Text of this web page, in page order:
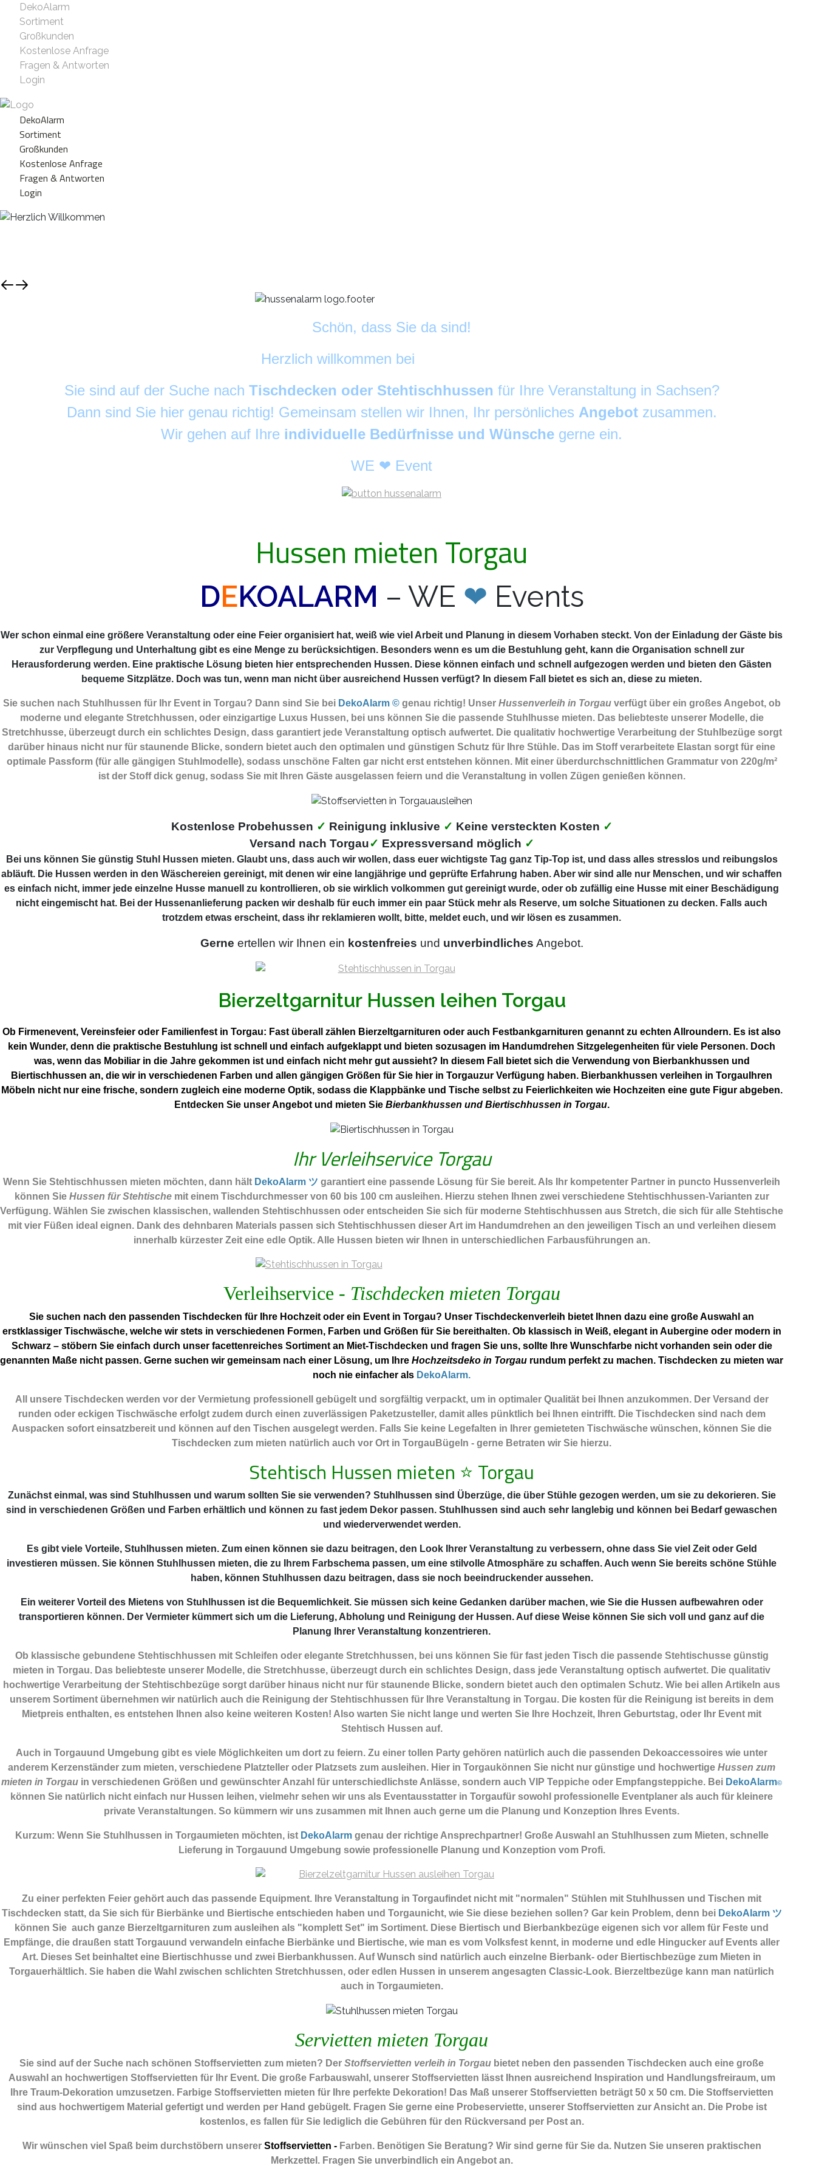
DekoAlarm
Sortiment
Großkunden
Kostenlose Anfrage
Fragen & Antworten
Login
DekoAlarm
Sortiment
Großkunden
Kostenlose Anfrage
Fragen & Antworten
Login
Schön, dass Sie da sind!
Herzlich willkommen bei
Sie sind auf der Suche nach Tischdecken oder Stehtischhussen für Ihre Veranstaltung in Sachsen?
Dann sind Sie hier genau richtig! Gemeinsam stellen wir Ihnen, Ihr persönliches Angebot zusammen.
Wir gehen auf Ihre individuelle Bedürfnisse und Wünsche gerne ein.
WE ❤ Event
Hussen mieten Torgau
DEKOALARM – WE ❤ Events
Wer schon einmal eine größere Veranstaltung oder eine Feier organisiert hat, weiß wie viel Arbeit und Planung in diesem Vorhaben steckt. Von der Einladung der Gäste bis
zur Verpflegung und Unterhaltung gibt es eine Menge zu berücksichtigen. Besonders wenn es um die Bestuhlung geht, kann die Organisation schnell zur
Herausforderung werden. Eine praktische Lösung bieten hier entsprechenden Hussen. Diese können einfach und schnell aufgezogen werden und bieten den Gästen
bequeme Sitzplätze. Doch was tun, wenn man nicht über ausreichend Hussen verfügt? In diesem Fall bietet es sich an, diese zu mieten.
Sie suchen nach Stuhlhussen für Ihr Event in Torgau? Dann sind Sie bei DekoAlarm © genau richtig! Unser Hussenverleih in Torgauverfügt über ein großes Angebot, ob
moderne und elegante Stretchhussen, oder einzigartige Luxus Hussen, bei uns können Sie die passende Stuhlhusse mieten. Das beliebteste unserer Modelle, die
Stretchhusse, überzeugt durch ein schlichtes Design, dass garantiert jede Veranstaltung optisch aufwertet. Die qualitativ hochwertige Verarbeitung der Stuhlbezüge sorgt
darüber hinaus nicht nur für staunende Blicke, sondern bietet auch den optimalen und günstigen Schutz für Ihre Stühle. Das im Stoff verarbeitete Elastan sorgt für eine
optimale Passform (für alle gängigen Stuhlmodelle), sodass unschöne Falten gar nicht erst entstehen können. Mit einer überdurchschnittlichen Grammatur von 220g/m²
ist der Stoff dick genug, sodass Sie mit Ihren Gäste ausgelassen feiern und die Veranstaltung in vollen Zügen genießen können.
Kostenlose Probehussen ✓ Reinigung inklusive ✓ Keine versteckten Kosten ✓
Versand nach Torgau✓ Expressversand möglich ✓
Bei uns können Sie günstig Stuhl Hussen mieten. Glaubt uns, dass auch wir wollen, dass euer wichtigste Tag ganz Tip-Top ist, und dass alles stresslos und reibungslos
abläuft. Die Hussen werden in den Wäschereien gereinigt, mit denen wir eine langjährige und geprüfte Erfahrung haben. Aber wir sind alle nur Menschen, und wir schaffen
es einfach nicht, immer jede einzelne Husse manuell zu kontrollieren, ob sie wirklich volkommen gut gereinigt wurde, oder ob zufällig eine Husse mit einer Beschädigung
nicht eingemischt hat. Bei der Hussenanlieferung packen wir deshalb für euch immer ein paar Stück mehr als Reserve, um solche Situationen zu decken. Falls auch
trotzdem etwas erscheint, dass ihr reklamieren wollt, bitte, meldet euch, und wir lösen es zusammen.
Gerne ertellen wir Ihnen ein kostenfreies und unverbindliches Angebot.
Bierzeltgarnitur Hussen leihen Torgau
Ob Firmenevent, Vereinsfeier oder Familienfest in Torgau: Fast überall zählen Bierzeltgarnituren oder auch Festbankgarnituren genannt zu echten Allroundern. Es ist also
kein Wunder, denn die praktische Bestuhlung ist schnell und einfach aufgeklappt und bieten sozusagen im Handumdrehen Sitzgelegenheiten für viele Personen. Doch
was, wenn das Mobiliar in die Jahre gekommen ist und einfach nicht mehr gut aussieht? In diesem Fall bietet sich die Verwendung von Bierbankhussen und
Biertischhussen an, die wir in verschiedenen Farben und allen gängigen Größen für Sie hier in Torgauzur Verfügung haben. Bierbankhussen verleihen in TorgauIhren
Möbeln nicht nur eine frische, sondern zugleich eine moderne Optik, sodass die Klappbänke und Tische selbst zu Feierlichkeiten wie Hochzeiten eine gute Figur abgeben.
Entdecken Sie unser Angebot und mieten Sie Bierbankhussen und Biertischhussen in Torgau.
Ihr Verleihservice Torgau
Wenn Sie Stehtischhussen mieten möchten, dann hält DekoAlarm ツ garantiert eine passende Lösung für Sie bereit. Als Ihr kompetenter Partner in puncto Hussenverleih
können Sie Hussen für Stehtischemit einem Tischdurchmesser von 60 bis 100 cm ausleihen. Hierzu stehen Ihnen zwei verschiedene Stehtischhussen-Varianten zur
Verfügung. Wählen Sie zwischen klassischen, wallenden Stehtischhussen oder entscheiden Sie sich für moderne Stehtischhussen aus Stretch, die sich für alle Stehtische
mit vier Füßen ideal eignen. Dank des dehnbaren Materials passen sich Stehtischhussen dieser Art im Handumdrehen an den jeweiligen Tisch an und verleihen diesem
innerhalb kürzester Zeit eine edle Optik. Alle Hussen bieten wir Ihnen in unterschiedlichen Farbausführungen an.
Verleihservice - Tischdecken mieten Torgau
Sie suchen nach den passenden Tischdecken für Ihre Hochzeit oder ein Event in Torgau? Unser Tischdeckenverleih bietet Ihnen dazu eine große Auswahl an
erstklassiger Tischwäsche, welche wir stets in verschiedenen Formen, Farben und Größen für Sie bereithalten. Ob klassisch in Weiß, elegant in Aubergine oder modern in
Schwarz – stöbern Sie einfach durch unser facettenreiches Sortiment an Miet-Tischdecken und fragen Sie uns, sollte Ihre Wunschfarbe nicht vorhanden sein oder die
genannten Maße nicht passen. Gerne suchen wir gemeinsam nach einer Lösung, um Ihre Hochzeitsdeko in Torgau rundum perfekt zu machen. Tischdecken zu mieten war
noch nie einfacher als DekoAlarm.
All unsere Tischdecken werden vor der Vermietung professionell gebügelt und sorgfältig verpackt, um in optimaler Qualität bei Ihnen anzukommen. Der Versand der
runden oder eckigen Tischwäsche erfolgt zudem durch einen zuverlässigen Paketzusteller, damit alles pünktlich bei Ihnen eintrifft. Die Tischdecken sind nach dem
Auspacken sofort einsatzbereit und können auf den Tischen ausgelegt werden. Falls Sie keine Legefalten in Ihrer gemieteten Tischwäsche wünschen, können Sie die
Tischdecken zum mieten natürlich auch vor Ort in TorgauBügeln - gerne Betraten wir Sie hierzu.
Stehtisch Hussen mieten ⭐ Torgau
Zunächst einmal, was sind Stuhlhussen und warum sollten Sie sie verwenden? Stuhlhussen sind Überzüge, die über Stühle gezogen werden, um sie zu dekorieren. Sie
sind in verschiedenen Größen und Farben erhältlich und können zu fast jedem Dekor passen. Stuhlhussen sind auch sehr langlebig und können bei Bedarf gewaschen
und wiederverwendet werden.
Es gibt viele Vorteile, Stuhlhussen mieten. Zum einen können sie dazu beitragen, den Look Ihrer Veranstaltung zu verbessern, ohne dass Sie viel Zeit oder Geld
investieren müssen. Sie können Stuhlhussen mieten, die zu Ihrem Farbschema passen, um eine stilvolle Atmosphäre zu schaffen. Auch wenn Sie bereits schöne Stühle
haben, können Stuhlhussen dazu beitragen, dass sie noch beeindruckender aussehen.
Ein weiterer Vorteil des Mietens von Stuhlhussen ist die Bequemlichkeit. Sie müssen sich keine Gedanken darüber machen, wie Sie die Hussen aufbewahren oder
transportieren können. Der Vermieter kümmert sich um die Lieferung, Abholung und Reinigung der Hussen. Auf diese Weise können Sie sich voll und ganz auf die
Planung Ihrer Veranstaltung konzentrieren.
Ob klassische gebundene Stehtischhussen mit Schleifen oder elegante Stretchhussen, bei uns können Sie für fast jeden Tisch die passende Stehtischusse günstig
mieten in Torgau. Das beliebteste unserer Modelle, die Stretchhusse, überzeugt durch ein schlichtes Design, dass jede Veranstaltung optisch aufwertet. Die qualitativ
hochwertige Verarbeitung der Stehtischbezüge sorgt darüber hinaus nicht nur für staunende Blicke, sondern bietet auch den optimalen Schutz. Wie bei allen Artikeln aus
unserem Sortiment übernehmen wir natürlich auch die Reinigung der Stehtischhussen für Ihre Veranstaltung in Torgau. Die kosten für die Reinigung ist bereits in dem
Mietpreis enthalten, es entstehen Ihnen also keine weiteren Kosten! Also warten Sie nicht lange und werten Sie Ihre Hochzeit, Ihren Geburtstag, oder Ihr Event mit
Stehtisch Hussen auf.
Auch in Torgauund Umgebung gibt es viele Möglichkeiten um dort zu feiern. Zu einer tollen Party gehören natürlich auch die passenden Dekoaccessoires wie unter
anderem Kerzenständer zum mieten, verschiedene Platzteller oder Platzsets zum ausleihen. Hier in Torgaukönnen Sie nicht nur günstige und hochwertige Hussen zum
mieten in Torgau in verschiedenen Größen und gewünschter Anzahl für unterschiedlichste Anlässe, sondern auch VIP Teppiche oder Empfangsteppiche. Bei DekoAlarm©
können Sie natürlich nicht einfach nur Hussen leihen, vielmehr sehen wir uns als Eventausstatter in Torgaufür sowohl professionelle Eventplaner als auch für kleinere
private Veranstaltungen. So kümmern wir uns zusammen mit Ihnen auch gerne um die Planung und Konzeption Ihres Events.
Kurzum: Wenn Sie Stuhlhussen in Torgaumieten möchten, ist DekoAlarmgenau der richtige Ansprechpartner! Große Auswahl an Stuhlhussen zum Mieten, schnelle
Lieferung in Torgauund Umgebung sowie professionelle Planung und Konzeption vom Profi.
Zu einer perfekten Feier gehört auch das passende Equipment.
Ihre Veranstaltung in Torgaufindet nicht mit "normalen" Stühlen mit Stuhlhussen und Tischen mit
Tischdecken statt, da Sie sich für Bierbänke und Biertische entschieden haben und Torgaunicht, wie Sie diese beziehen sollen? Gar kein Problem, denn bei DekoAlarm ツ
können Sie auch ganze Bierzeltgarnituren zum ausleihen als "komplett Set" im Sortiment. Diese Biertisch und Bierbankbezüge eigenen sich vor allem für Feste und
Empfänge, die draußen statt Torgauund verwandeln einfache Bierbänke und Biertische, wie man es vom Volksfest kennt, in moderne und edle Hingucker auf Events aller
Art. Dieses Set beinhaltet eine Biertischhusse und zwei Bierbankhussen. Auf Wunsch sind natürlich auch einzelne Bierbank- oder Biertischbezüge zum Mieten in
Torgauerhältlich. Sie haben die Wahl zwischen schlichten Stretchhussen, oder edlen Hussen in unserem angesagten Classic-Look. Bierzeltbezüge kann man natürlich
auch in Torgaumieten.
Servietten mieten Torgau
Sie sind auf der Suche nach schönen Stoffservietten zum mieten? Der Stoffservietten verleih in Torgau bietet neben den passenden Tischdecken auch eine große
Auswahl an hochwertigen Stoffservietten für Ihr Event. Die große Farbauswahl, unserer Stoffservietten lässt Ihnen ausreichend Inspiration und Handlungsfreiraum, um
Ihre Traum-Dekoration umzusetzen. Farbige Stoffservietten mieten für Ihre perfekte Dekoration! Das Maß unserer Stoffservietten beträgt 50 x 50 cm. Die Stoffservietten
sind aus hochwertigem Material gefertigt und werden per Hand gebügelt. Fragen Sie gerne eine Probeserviette, unserer Stoffservietten zur Ansicht an. Die Probe ist
kostenlos, es fallen für Sie lediglich die Gebühren für den Rückversand per Post an.
Wir wünschen viel Spaß beim durchstöbern unsererStoffservietten - Farben. Benötigen Sie Beratung? Wir sind gerne für Sie da. Nutzen Sie unseren praktischen
Merkzettel. Fragen Sie unverbindlich ein Angebot an.